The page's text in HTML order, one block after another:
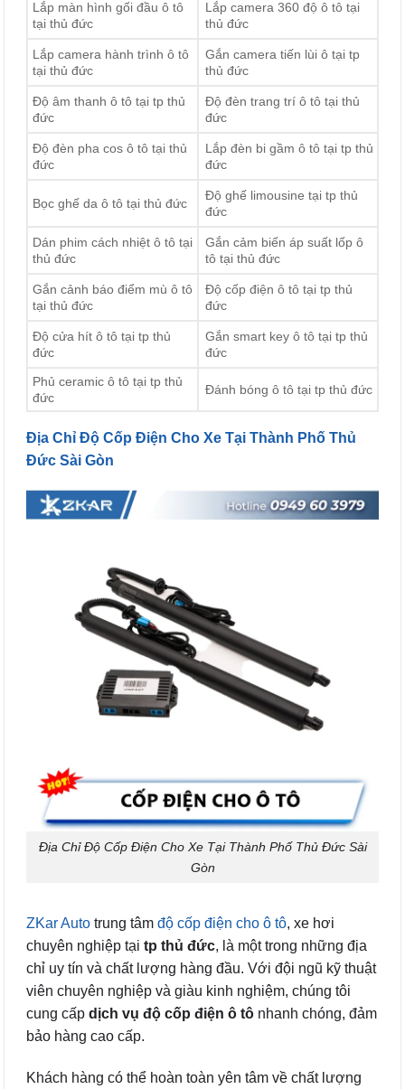
Lắp màn hình gối đầu ô tô
tại thủ đức
Lắp camera 360 độ ô tô tại
thủ đức
Lắp camera hành trình ô tô
tại thủ đức
Gắn camera tiến lùi ô tại tp
thủ đức
Độ âm thanh ô tô tại tp thủ
đức
Độ đèn trang trí ô tô tại thủ
đức
Độ đèn pha cos ô tô tại thủ
đức
Lắp đèn bi gầm ô tô tại tp thủ
đức
Bọc ghế da ô tô tại thủ đức
Độ ghế limousine tại tp thủ
đức
Dán phim cách nhiệt ô tô tại
thủ đức
Gắn cảm biến áp suất lốp ô
tô tại thủ đức
Gắn cảnh báo điểm mù ô tô
tại thủ đức
Độ cốp điện ô tô tại tp thủ
đức
Độ cửa hít ô tô tại tp thủ
đức
Gắn smart key ô tô tại tp thủ
đức
Phủ ceramic ô tô tại tp thủ
đức
Đánh bóng ô tô tại tp thủ đức
Địa Chỉ Độ Cốp Điện Cho Xe Tại Thành Phố Thủ
Đức Sài Gòn
Địa Chỉ Độ Cốp Điện Cho Xe Tại Thành Phố Thủ Đức Sài
Gòn
ZKar Auto trung tâm độ cốp điện cho ô tô, xe hơi
chuyên nghiệp tại tp thủ đức, là một trong những địa
chỉ uy tín và chất lượng hàng đầu. Với đội ngũ kỹ thuật
viên chuyên nghiệp và giàu kinh nghiệm, chúng tôi
cung cấp dịch vụ độ cốp điện ô tô nhanh chóng, đảm
bảo hàng cao cấp.
Khách hàng có thể hoàn toàn yên tâm về chất lượng